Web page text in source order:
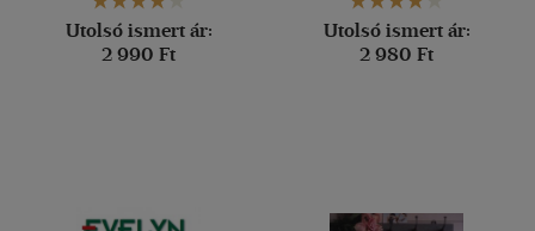
Utolsó ismert ár:
2 990 Ft
Utolsó ismert ár:
2 980 Ft